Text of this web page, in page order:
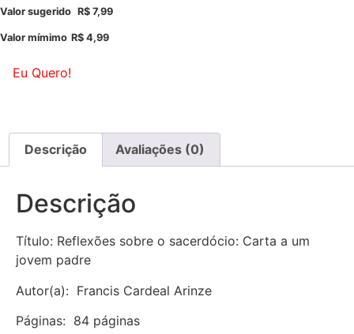
Valor sugerido R$ 7,99
Valor mímimo R$ 4,99
Eu Quero!
Descrição Avaliações (0)
Descrição
Título: Reflexões sobre o sacerdócio: Carta a um
jovem padre
Autor(a): Francis Cardeal Arinze
Páginas: 84 páginas